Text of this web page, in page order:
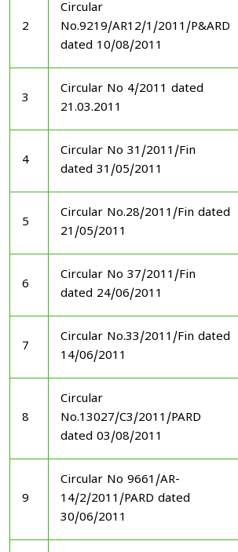
2
Circular
No.9219/AR12/1/2011/P&ARD
dated 10/08/2011
3
Circular No 4/2011 dated
21.03.2011
4
Circular No 31/2011/Fin
dated 31/05/2011
5
Circular No.28/2011/Fin dated
21/05/2011
6
Circular No 37/2011/Fin
dated 24/06/2011
7
Circular No.33/2011/Fin dated
14/06/2011
8
Circular
No.13027/C3/2011/PARD
dated 03/08/2011
9
Circular No 9661/AR-
14/2/2011/PARD dated
30/06/2011